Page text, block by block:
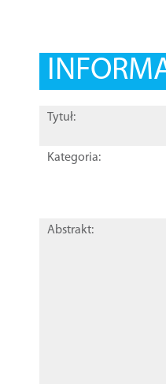
Tytuł:
Kategoria:
Abstrakt: